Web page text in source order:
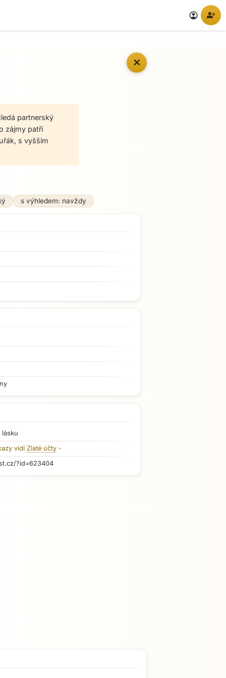
account_circle person_add
✕
partnerský
zájmy patří
s vyšším
s výhledem: navždy
lásku
vidí Zlaté účty -
?id=623404